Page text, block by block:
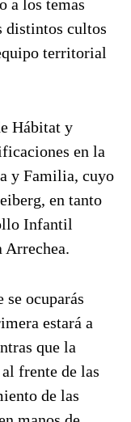
a los temas
distintos cultos
territorial
Hábitat y
en la
y Familia, cuyo
en tanto
Infantil
Arrechea.
se ocuparás
estará a
que la
frente de las
de las